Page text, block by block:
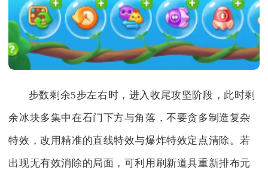
步数剩余5步左右时，进入收尾攻坚阶段，此时剩
余冰块多集中在石门下方与角落，不要贪多制造复杂
特效，改用精准的直线特效与爆炸特效定点清除。若
出现无有效消除的局面，可利用刷新道具重新排布元